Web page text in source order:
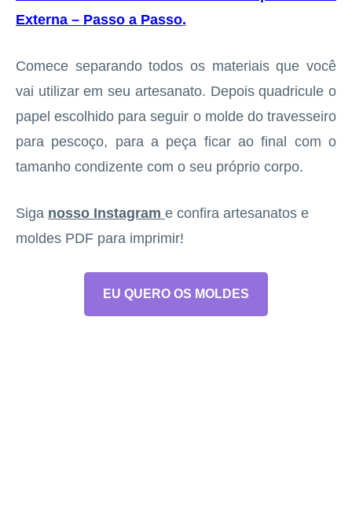
Externa – Passo a Passo.
Comece separando todos os materiais que você
vai utilizar em seu artesanato. Depois quadricule o
papel escolhido para seguir o molde do travesseiro
para pescoço, para a peça ficar ao final com o
tamanho condizente com o seu próprio corpo.
Siga nosso Instagram e confira artesanatos e
moldes PDF para imprimir!
EU QUERO OS MOLDES